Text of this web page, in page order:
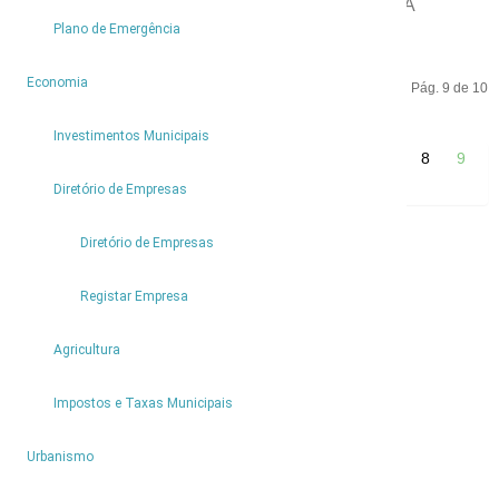
Plano de Emergência
Economia
Investimentos Municipais
Diretório de Empresas
Diretório de Empresas
Registar Empresa
Agricultura
Impostos e Taxas Municipais
Urbanismo
CÂMARA DE PORTO MOMIZ CEDE VIATURA À
JUNTA DE FREGUESIA DO SEIXAL
Pág. 9 de 10
8
9
Seguinte Fim